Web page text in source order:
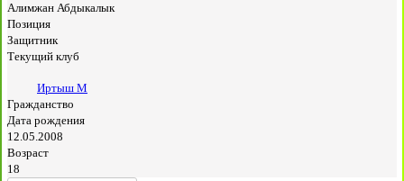
Алимжан Абдыкалык
Позиция
Защитник
Текущий клуб
Иртыш М
Гражданство
Дата рождения
12.05.2008
Возраст
18